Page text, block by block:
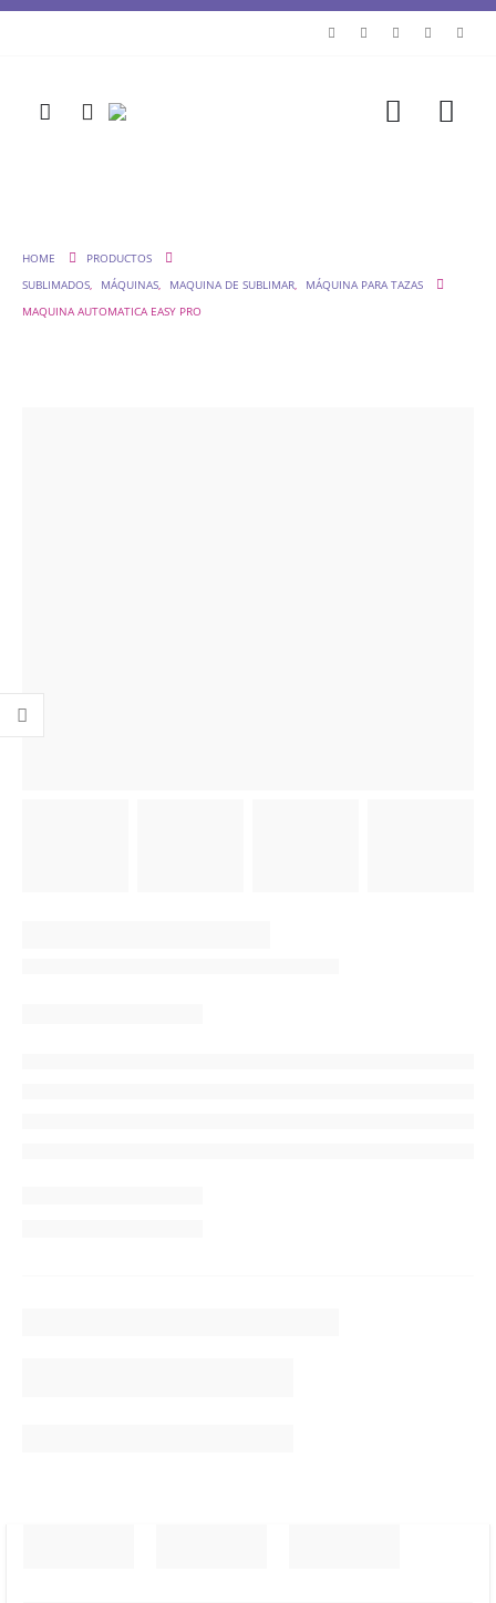
HOME
PRODUCTOS
SUBLIMADOS, MÁQUINAS, MAQUINA DE SUBLIMAR,
MÁQUINA PARA TAZAS
MAQUINA AUTOMATICA EASY PRO